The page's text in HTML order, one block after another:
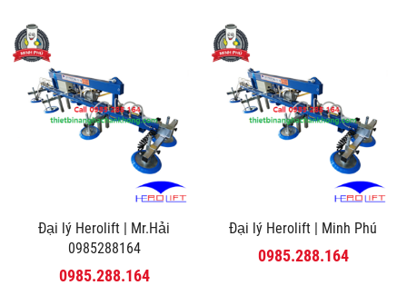
Đại lý Herolift | Mr.Hải
0985288164
0985.288.164
Đại lý Herolift | Minh Phú
0985.288.164